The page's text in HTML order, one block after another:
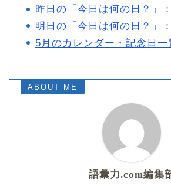
昨日の「今日は何の日？」
明日の「今日は何の日？」
5月のカレンダー・記念日一
ABOUT ME
語彙力.com編集